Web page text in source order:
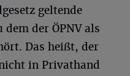
geltende
dem der ÖPNV als
Das heißt, der
in Privathand